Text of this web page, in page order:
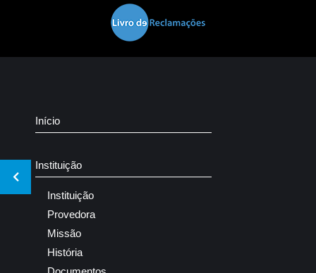
Início
Instituição
Instituição
Provedora
Missão
História